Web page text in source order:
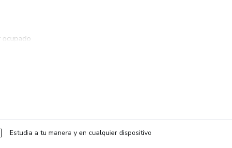
Estudia a tu manera y en cualquier dispositivo